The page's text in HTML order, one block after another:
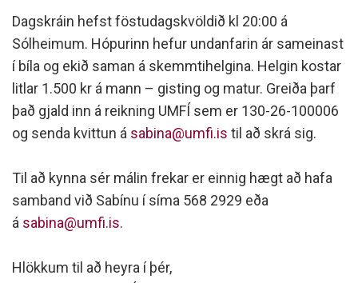
Dagskráin hefst föstudagskvöldið kl 20:00 á
Sólheimum. Hópurinn hefur undanfarin ár sameinast
í bíla og ekið saman á skemmtihelgina. Helgin kostar
litlar 1.500 kr á mann – gisting og matur. Greiða þarf
það gjald inn á reikning UMFÍ sem er 130-26-100006
og senda kvittun á sabina@umfi.is til að skrá sig.
Til að kynna sér málin frekar er einnig hægt að hafa
samband við Sabínu í síma 568 2929 eða
á sabina@umfi.is.
Hlökkum til að heyra í þér,